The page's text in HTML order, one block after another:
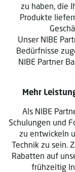
zu haben, die
Produkte
Unser NIBE
Bedürfnisse
NIBE Partner
Mehr
Als NIBE
Schulungen und
zu entwickeln
Technik zu sein.
Rabatten auf
frühzeitig